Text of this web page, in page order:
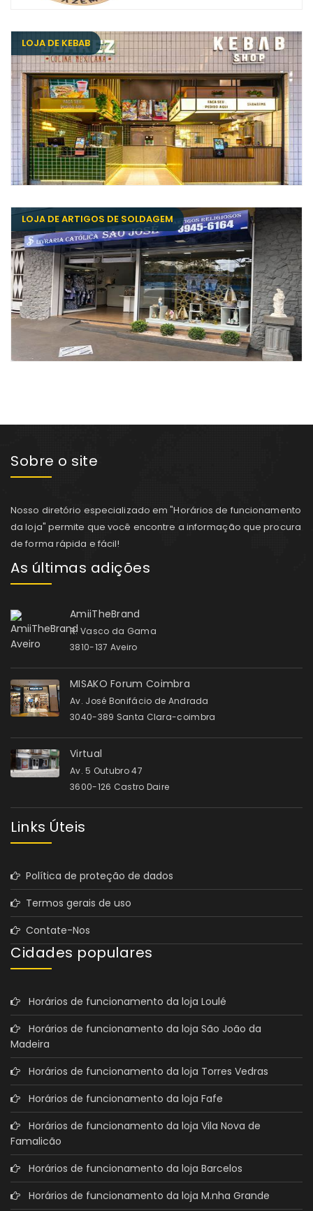
LOJA DE KEBAB
LOJA DE ARTIGOS DE SOLDAGEM
Sobre o site
Nosso diretório especializado em "Horários de funcionamento
da loja" permite que você encontre a informação que procura
de forma rápida e fácil!
As últimas adições
AmiiTheBrand
R. Vasco da Gama
3810-137 Aveiro
MISAKO Forum Coimbra
Av. José Bonifácio de Andrada
3040-389 Santa Clara-coimbra
Virtual
Av. 5 Outubro 47
3600-126 Castro Daire
Links Úteis
Política de proteção de dados
Termos gerais de uso
Contate-Nos
Cidades populares
Horários de funcionamento da loja Loulé
Horários de funcionamento da loja São João da
Madeira
Horários de funcionamento da loja Torres Vedras
Horários de funcionamento da loja Fafe
Horários de funcionamento da loja Vila Nova de
Famalicão
Horários de funcionamento da loja Barcelos
Horários de funcionamento da loja M.nha Grande